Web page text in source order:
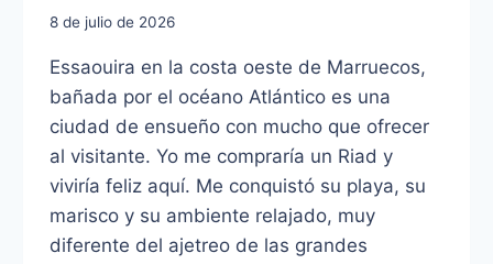
8 de julio de 2026
Essaouira en la costa oeste de Marruecos,
bañada por el océano Atlántico es una
ciudad de ensueño con mucho que ofrecer
al visitante. Yo me compraría un Riad y
viviría feliz aquí. Me conquistó su playa, su
marisco y su ambiente relajado, muy
diferente del ajetreo de las grandes